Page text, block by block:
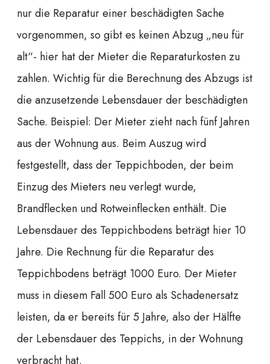
nur die Reparatur einer beschädigten Sache
vorgenommen, so gibt es keinen Abzug „neu für
alt“- hier hat der Mieter die Reparaturkosten zu
zahlen. Wichtig für die Berechnung des Abzugs ist
die anzusetzende Lebensdauer der beschädigten
Sache. Beispiel: Der Mieter zieht nach fünf Jahren
aus der Wohnung aus. Beim Auszug wird
festgestellt, dass der Teppichboden, der beim
Einzug des Mieters neu verlegt wurde,
Brandflecken und Rotweinflecken enthält. Die
Lebensdauer des Teppichbodens beträgt hier 10
Jahre. Die Rechnung für die Reparatur des
Teppichbodens beträgt 1000 Euro. Der Mieter
muss in diesem Fall 500 Euro als Schadenersatz
leisten, da er bereits für 5 Jahre, also der Hälfte
der Lebensdauer des Teppichs, in der Wohnung
verbracht hat.